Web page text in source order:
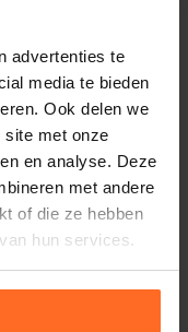
advertenties te
media te bieden
Ook delen we
site met onze
en analyse. Deze
met andere
of die ze hebben
hun services.
mouw
Noir
Polyester, 3%
is 175cm lang en
maat 36
werkdagen
via DHL voor
PostNL. In de
Paypal, kies zelf